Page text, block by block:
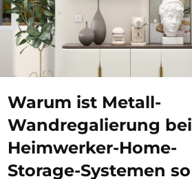
Warum ist Metall-
Wandregalierung bei
Heimwerker-Home-
Storage-Systemen so